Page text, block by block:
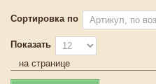
Сортировка по
Показать
на странице